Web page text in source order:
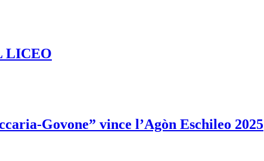
LICEO
Govone” vince l’Agòn Eschileo 2025